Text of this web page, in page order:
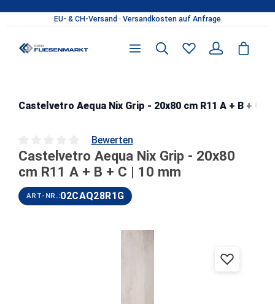
Zum Hauptinhalt springen
Castelvetro Aequa Nix Grip - 20x80 cm R11 A + B + C |
Durchschnittliche Bewertung von 0 von 5 Sternen
Bewerten
Castelvetro Aequa Nix Grip - 20x80
cm R11 A + B + C | 10 mm
ART-NR.:02CAQ28R1G